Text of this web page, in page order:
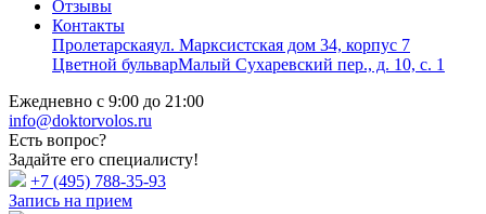
Отзывы
Контакты
Пролетарскаяул. Марксистская дом 34, корпус 7
Цветной бульварМалый Сухаревский пер., д. 10, с. 1
Ежедневно с 9:00 до 21:00
info@doktorvolos.ru
Есть вопрос?
Задайте его специалисту!
+7 (495) 788-35-93
Запись на прием